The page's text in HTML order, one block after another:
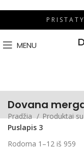
P R I S T A T
MENU
Dovana
Pradžia
Produktai
Puslapis 3
Rodoma 1–12 iš 959